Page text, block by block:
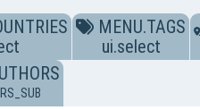
MENU.TAGS
ui.select